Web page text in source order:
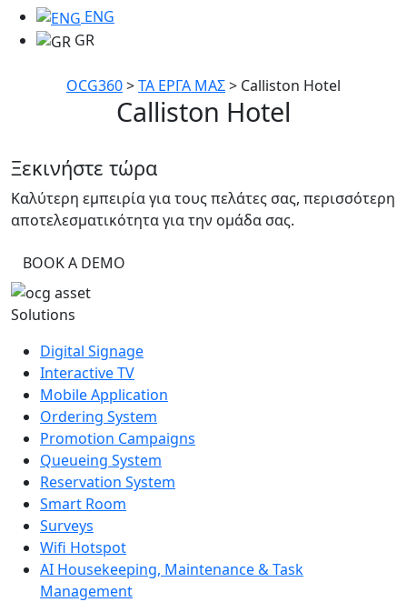
ENG
GR
OCG360>ΤΑ ΕΡΓΑ ΜΑΣ> Calliston Hotel
Calliston Hotel
Ξεκινήστε τώρα
Καλύτερη εμπειρία για τους πελάτες σας, περισσότερη
αποτελεσματικότητα για την ομάδα σας.
BOOK A DEMO
Solutions
Digital Signage
Interactive TV
Mobile Application
Ordering System
Promotion Campaigns
Queueing System
Reservation System
Smart Room
Surveys
Wifi Hotspot
AI Housekeeping, Maintenance & Task
Management